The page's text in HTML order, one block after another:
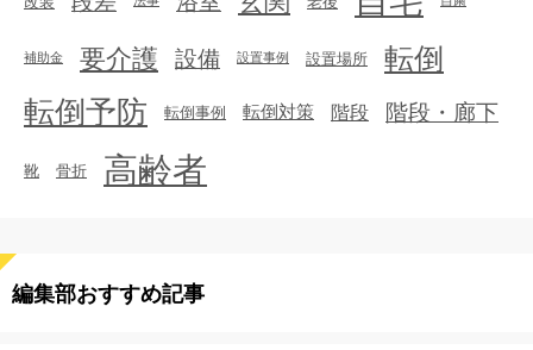
補助金 要介護 設備 設置事例 設置場所
転倒
転倒予防
転倒事例 転倒対策 階段 階段・廊下
靴 骨折 高齢者
編集部おすすめ記事